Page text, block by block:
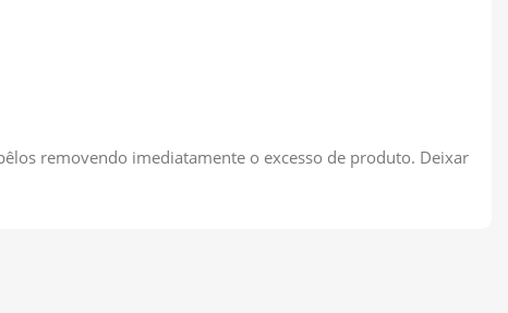
removendo imediatamente o excesso de produto. Deixar